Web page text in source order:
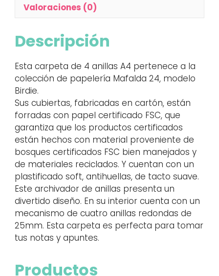
Valoraciones (0)
Descripción
Esta carpeta de 4 anillas A4 pertenece a la
colección de papelería Mafalda 24, modelo
Birdie.
Sus cubiertas, fabricadas en cartón, están
forradas con papel certificado FSC, que
garantiza que los productos certificados
están hechos con material proveniente de
bosques certificados FSC bien manejados y
de materiales reciclados. Y cuentan con un
plastificado soft, antihuellas, de tacto suave.
Este archivador de anillas presenta un
divertido diseño. En su interior cuenta con un
mecanismo de cuatro anillas redondas de
25mm. Esta carpeta es perfecta para tomar
tus notas y apuntes.
Productos